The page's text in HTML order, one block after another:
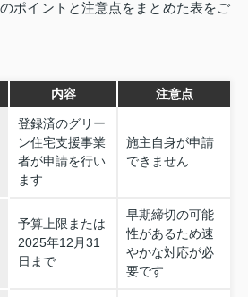
ポイントと注意点をまとめた表をご
内容 注意点
登録済のグリー
ン住宅支援事業
者が申請を行い
ます
施主自身が申請
できません
予算上限または
2025年12月31
日まで
早期締切の可能
性があるため速
やかな対応が必
要です